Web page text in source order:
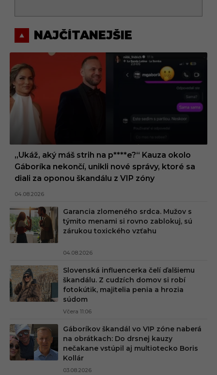
NAJČÍTANEJŠIE
„Ukáž, aký máš strih na p****e?“ Kauza okolo
Gáboríka nekončí, unikli nové správy, ktoré sa
diali za oponou škandálu z VIP zóny
04.08.2026
Garancia zlomeného srdca. Mužov s
týmito menami si rovno zablokuj, sú
zárukou toxického vzťahu
04.08.2026
Slovenská influencerka čelí ďalšiemu
škandálu. Z cudzích domov si robí
fotokútik, majitelia penia a hrozia
súdom
Včera 11:06
Gáboríkov škandál vo VIP zóne naberá
na obrátkach: Do drsnej kauzy
nečakane vstúpil aj multiotecko Boris
Kollár
03.08.2026